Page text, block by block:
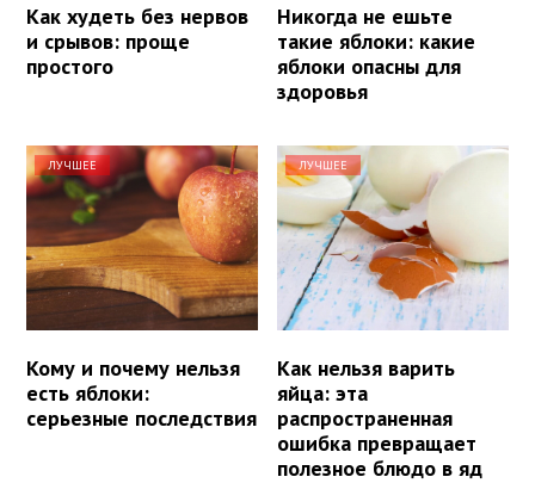
Как худеть без нервов
и срывов: проще
простого
Никогда не ешьте
такие яблоки: какие
яблоки опасны для
здоровья
ЛУЧШЕЕ
Кому и почему нельзя
есть яблоки:
серьезные последствия
ЛУЧШЕЕ
Как нельзя варить
яйца: эта
распространенная
ошибка превращает
полезное блюдо в яд